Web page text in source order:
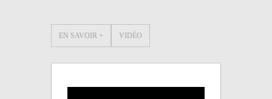
EN SAVOIR + VIDÉO